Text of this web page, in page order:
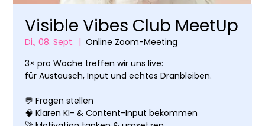
Visible Vibes Club MeetUp
Di., 08. Sept.
  |
Online Zoom-Meeting
3× pro Woche treffen wir uns live:
für Austausch, Input und echtes Dranbleiben.
💬 Fragen stellen
🧠 Klaren KI- & Content-Input bekommen